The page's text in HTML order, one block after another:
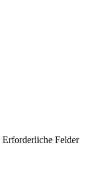
Erforderliche Felder